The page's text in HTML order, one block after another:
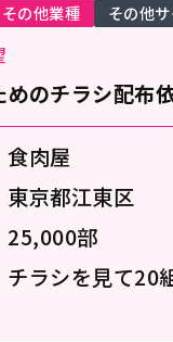
のチラシ配布依
食肉屋
東京都江東区
25,000部
チラシを見て20
その他業種 その他